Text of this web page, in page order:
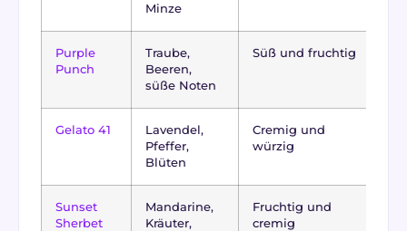
Minze
Purple
Punch
Traube,
Beeren,
süße Noten
Süß und fruchtig
Gelato 41
Lavendel,
Pfeffer,
Blüten
Cremig und
würzig
Sunset
Sherbet
Mandarine,
Kräuter,
Fruchtig und
cremig